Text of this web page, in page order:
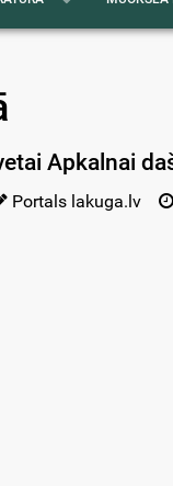
Apkalnai
Portals lakuga.lv